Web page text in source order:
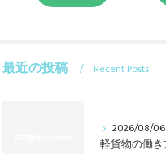
最近の投稿 Recent Posts
2026/08/06